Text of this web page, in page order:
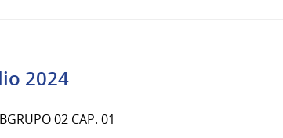
2024
02 CAP. 01